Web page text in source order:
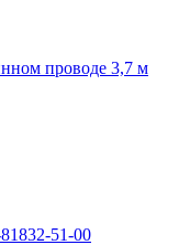
проводе 3,7 м
51-00